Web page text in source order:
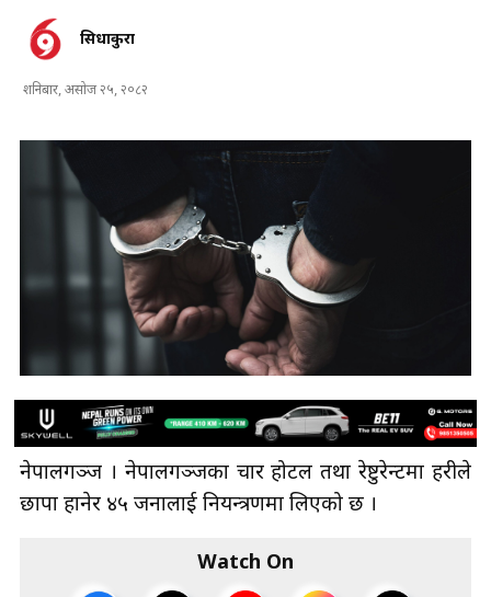
सिधाकुरा
शनिबार, असोज २५, २०८२
नेपालगञ्ज । नेपालगञ्जका चार होटल तथा रेष्टुरेन्टमा प्रहरीले
छापा हानेर ४५ जनालाई नियन्त्रणमा लिएको छ ।
Watch On